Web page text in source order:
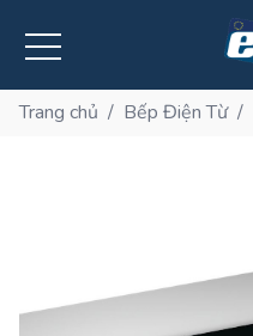
Trang chủ / Bếp Điện Từ /